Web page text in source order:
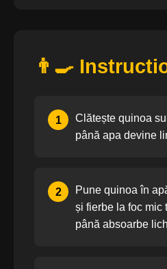
👨‍🍳
1
Clătește quinoa
până apa devine
2
Pune quinoa în
și fierbe la foc mic
până absoarbe